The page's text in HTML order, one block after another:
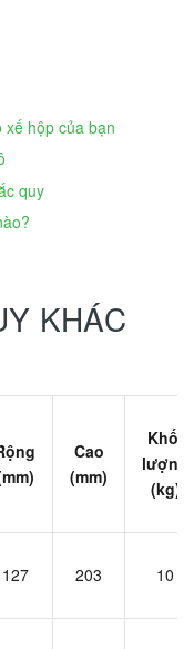
hộp của bạn
quy
KHÁC
Cao
(mm)
Khối
lượng
(kg)
127 203 10